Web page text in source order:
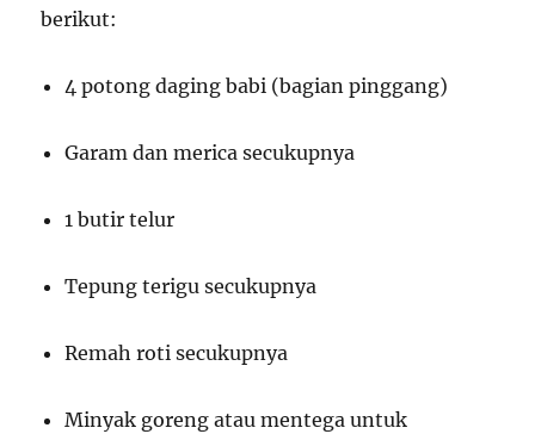
berikut:
4 potong daging babi (bagian pinggang)
Garam dan merica secukupnya
1 butir telur
Tepung terigu secukupnya
Remah roti secukupnya
Minyak goreng atau mentega untuk